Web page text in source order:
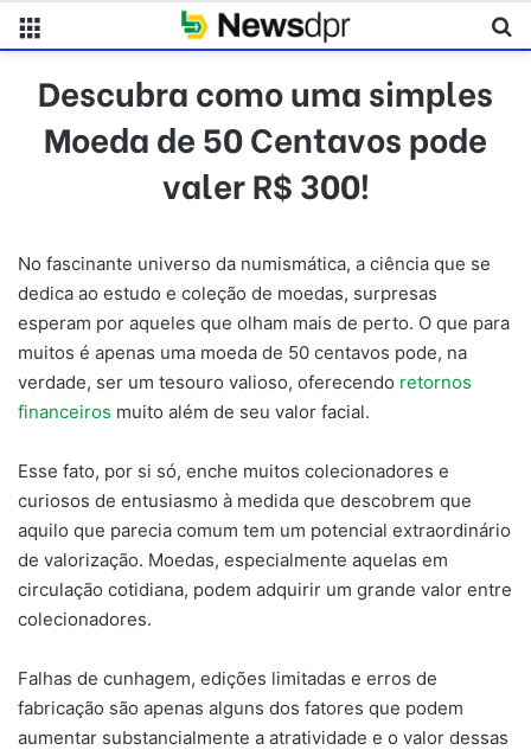
Descubra como uma simples
Moeda de 50 Centavos pode
valer R$ 300!
No fascinante universo da numismática, a ciência que se
dedica ao estudo e coleção de moedas, surpresas
esperam por aqueles que olham mais de perto. O que para
muitos é apenas uma moeda de 50 centavos pode, na
verdade, ser um tesouro valioso, oferecendo retornos
financeiros muito além de seu valor facial.
Esse fato, por si só, enche muitos colecionadores e
curiosos de entusiasmo à medida que descobrem que
aquilo que parecia comum tem um potencial extraordinário
de valorização. Moedas, especialmente aquelas em
circulação cotidiana, podem adquirir um grande valor entre
colecionadores.
Falhas de cunhagem, edições limitadas e erros de
fabricação são apenas alguns dos fatores que podem
aumentar substancialmente a atratividade e o valor dessas